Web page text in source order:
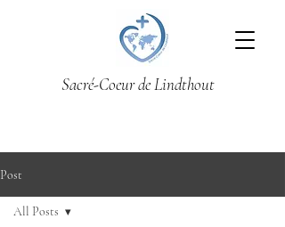
Sacré-Coeur de Lindthout
Post
All Posts